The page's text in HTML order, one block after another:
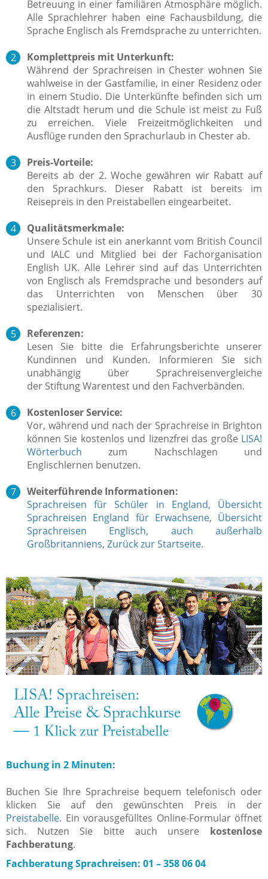
Betreuung in einer familiären Atmosphäre möglich.
Alle Sprachlehrer haben eine Fachausbildung, die
Sprache Englisch als Fremdsprache zu unterrichten.
Komplettpreis mit Unterkunft:
Während der Sprachreisen in Chester wohnen Sie
wahlweise in der Gastfamilie, in einer Residenz oder
in einem Studio. Die Unterkünfte befinden sich um
die Altstadt herum und die Schule ist meist zu Fuß
zu erreichen. Viele Freizeitmöglichkeiten und
Ausflüge runden den Sprachurlaub in Chester ab.
Preis-Vorteile:
Bereits ab der 2. Woche gewähren wir Rabatt auf
den Sprachkurs. Dieser Rabatt ist bereits im
Reisepreis in den Preistabellen eingearbeitet.
Qualitätsmerkmale:
Unsere Schule ist ein anerkannt vom British Council
und IALC und Mitglied bei der Fachorganisation
English UK. Alle Lehrer sind auf das Unterrichten
von Englisch als Fremdsprache und besonders auf
das Unterrichten von Menschen über 30
spezialisiert.
Referenzen:
Lesen Sie bitte die Erfahrungsberichte unserer
Kundinnen und Kunden. Informieren Sie sich
unabhängig über Sprachreisenvergleiche
der Stiftung Warentest und den Fachverbänden.
Kostenloser Service:
Vor, während und nach der Sprachreise in Brighton
können Sie kostenlos und lizenzfrei das große LISA!
Wörterbuch zum Nachschlagen und
Englischlernen benutzen.
Weiterführende Informationen:
Sprachreisen für Schüler in England, Übersicht
Sprachreisen England für Erwachsene, Übersicht
Sprachreisen Englisch, auch außerhalb
Großbritanniens, Zurück zur Startseite.
Buchung in 2 Minuten:
Buchen Sie Ihre Sprachreise bequem telefonisch oder
klicken Sie auf den gewünschten Preis in der
Preistabelle. Ein vorausgefülltes Online-Formular öffnet
sich. Nutzen Sie bitte auch unsere kostenlose
Fachberatung.
Fachberatung Sprachreisen: 01 – 358 06 04